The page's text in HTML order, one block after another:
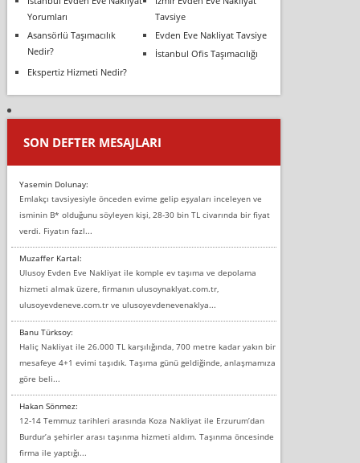
Yorumları
Tavsiye
Asansörlü Taşımacılık
Nedir?
Evden Eve Nakliyat Tavsiye
İstanbul Ofis Taşımacılığı
Ekspertiz Hizmeti Nedir?
SON DEFTER MESAJLARI
Yasemin Dolunay:
Emlakçı tavsiyesiyle önceden evime gelip eşyaları inceleyen ve
isminin B* olduğunu söyleyen kişi, 28-30 bin TL civarında bir fiyat
verdi. Fiyatın fazl...
Muzaffer Kartal:
Ulusoy Evden Eve Nakliyat ile komple ev taşıma ve depolama
hizmeti almak üzere, firmanın ulusoynaklyat.com.tr,
ulusoyevdeneve.com.tr ve ulusoyevdenevenaklya...
Banu Türksoy:
Haliç Nakliyat ile 26.000 TL karşılığında, 700 metre kadar yakın bir
mesafeye 4+1 evimi taşıdık. Taşıma günü geldiğinde, anlaşmamıza
göre beli...
Hakan Sönmez:
12-14 Temmuz tarihleri arasında Koza Nakliyat ile Erzurum’dan
Burdur’a şehirler arası taşınma hizmeti aldım. Taşınma öncesinde
firma ile yaptığı...